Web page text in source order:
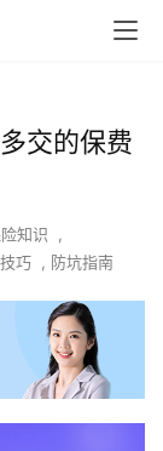
交的保费
知识
,
巧 , 防坑指南